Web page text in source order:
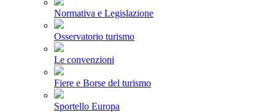
Normativa e Legislazione
Osservatorio turismo
Le convenzioni
Fiere e Borse del turismo
Sportello Europa